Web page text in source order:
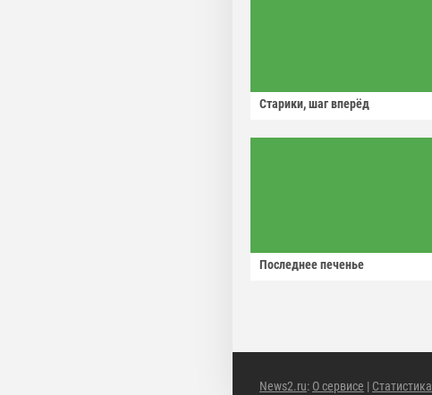
Старики, шаг вперёд
Последнее печенье
News2.ru: О сервисе | Статистика